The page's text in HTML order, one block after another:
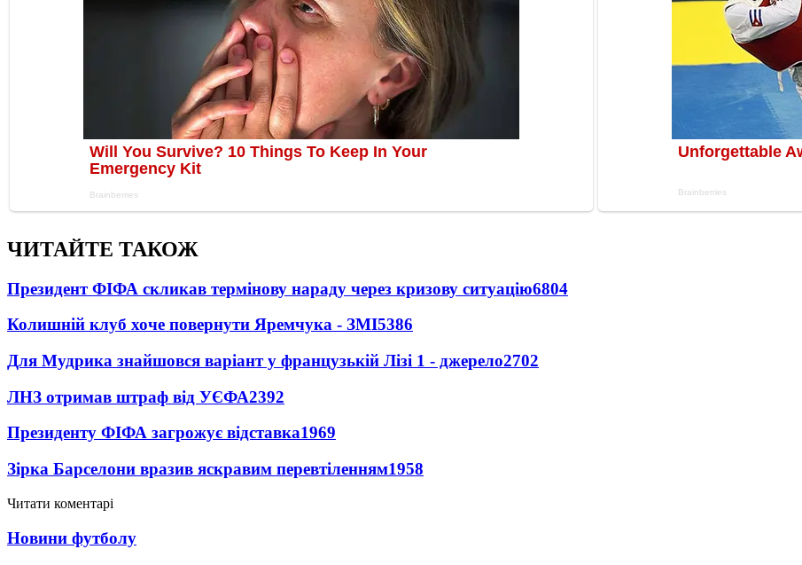
ЧИТАЙТЕ ТАКОЖ
Президент ФІФА скликав термінову нараду через кризову ситуацію6804
Колишній клуб хоче повернути Яремчука - ЗМІ5386
Для Мудрика знайшовся варіант у французькій Лізі 1 - джерело2702
ЛНЗ отримав штраф від УЄФА2392
Президенту ФІФА загрожує відставка1969
Зірка Барселони вразив яскравим перевтіленням1958
Читати коментарі
Новини футболу